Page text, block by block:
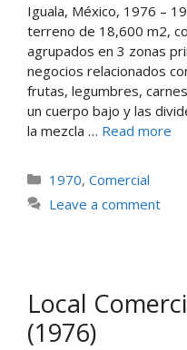
Iguala, México, 1976 –
terreno de 18,600 m2,
agrupados en 3 zonas
negocios relacionados
frutas, legumbres,
un cuerpo bajo y las
la mezcla … Read more
1970, Comercial
Leave a comment
Local
(1976)